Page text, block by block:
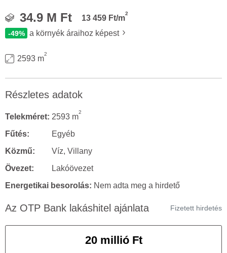
34.9 M Ft 13 459 Ft/m
2
-49% a környék áraihoz képest
2593 m
2
Részletes adatok
Telekméret: 2593 m
2
Fűtés:
Egyéb
Közmű:
Víz, Villany
Övezet:
Lakóövezet
Energetikai besorolás: Nem adta meg a hirdető
Az OTP Bank lakáshitel ajánlata Fizetett hirdetés
20 millió Ft